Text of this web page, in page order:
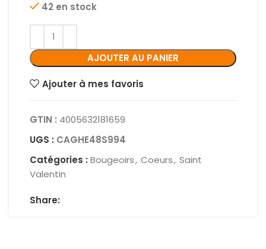
42 en stock
AJOUTER AU PANIER
Ajouter à mes favoris
GTIN : 4005632181659
UGS : CAGHE48S994
Catégories : Bougeoirs, Coeurs, Saint
Valentin
Share: